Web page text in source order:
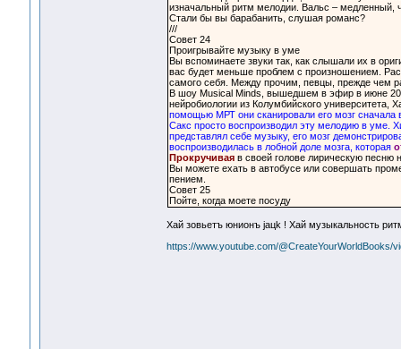
изначальный ритм мелодии. Вальс – медленный,
Стали бы вы барабанить, слушая романс?
///
Совет 24
Проигрывайте музыку в уме
Вы вспоминаете звуки так, как слышали их в
вас будет меньше проблем с произношением.
самого себя. Между прочим, певцы, прежде чем
В шоу Musical Minds, вышедшем в эфир в июне
нейробиологии из Колумбийского
помощью МРТ они сканировали его мозг сначала
Сакс просто воспроизводил эту мелодию в уме.
представлял себе музыку, его мозг
воспроизводилась в лобной доле мозга, которая
Прокручиваяв своей голове лирическую песню
Вы можете ехать в автобусе или совершать
пением.
Совет 25
Пойте, когда моете посуду
Хай зовьетъ юнионъ jaцk ! Хай музыкальность
https://www.youtube.com/@CreateYourWorldBooks/